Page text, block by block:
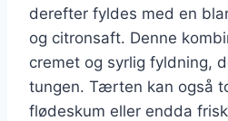
derefter fyldes med en
og citronsaft. Denne
cremet og syrlig fyldning,
tungen. Tærten kan også
flødeskum eller endda